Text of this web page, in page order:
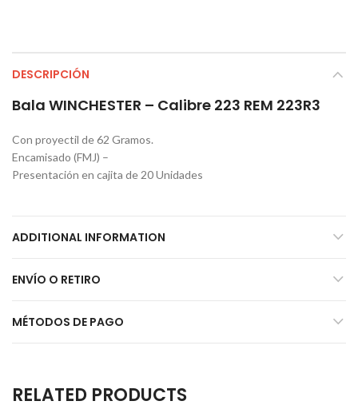
DESCRIPCIÓN
Bala WINCHESTER – Calibre 223 REM 223R3
Con proyectil de 62 Gramos.
Encamisado (FMJ) –
Presentación en cajita de 20 Unidades
ADDITIONAL INFORMATION
ENVÍO O RETIRO
MÉTODOS DE PAGO
RELATED PRODUCTS